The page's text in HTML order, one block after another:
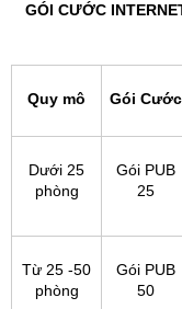
GÓI CƯỚC
Quy mô Gói Cước
Dưới 25
phòng
Gói PUB
25
Từ 25 -50
phòng
Gói PUB
50